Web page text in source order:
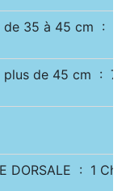
de 35 à 45 cm : 1
plus de 45 cm : 7
DORSALE : 1